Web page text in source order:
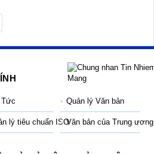
Quản lý Văn bản
lý tiêu chuẩn ISOVăn bản của Trung ương